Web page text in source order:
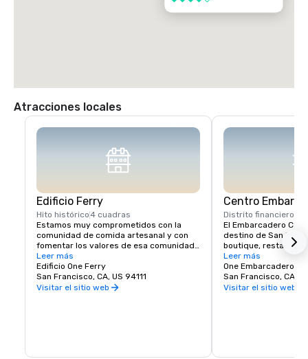
Atracciones locales
Edificio Ferry
Hito histórico4 cuadras
Estamos muy comprometidos con la
comunidad de comida artesanal y con
fomentar los valores de esa comunidad
aquí en el Ferry Building. Imaginamos el
Ferry Building Marketplace como una
reunión vibrante de agricultores locales,
productores artesanales y empresas de
Leer más
Edificio One Ferry
San Francisco, CA, US 94111
Visitar el sitio web
Centro
Distrito financiero
El Embarcadero
destino de San
boutique,
eventos locales
aquí, asegúrese de
numerosas
de cine
Leer más
One Embarcadero
San Francisco, CA,
Visitar el sitio web